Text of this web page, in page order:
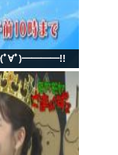
ﾟ∀ﾟ)━━━━!!